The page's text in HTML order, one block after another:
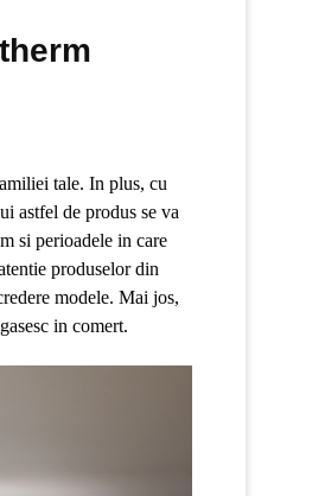
tale. In plus, cu
astfel de produs se va
si perioadele in care
produselor din
modele. Mai jos,
in comert.